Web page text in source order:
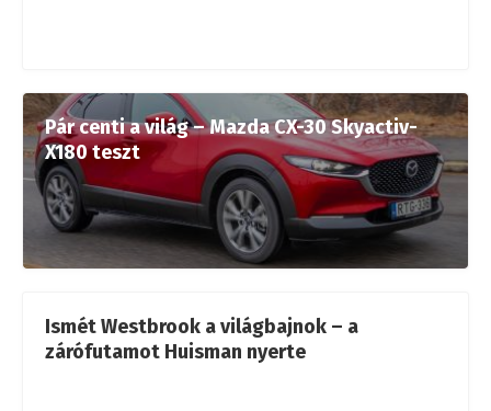
Pár centi a világ – Mazda CX-30 Skyactiv-
X180 teszt
Ismét Westbrook a világbajnok – a
zárófutamot Huisman nyerte